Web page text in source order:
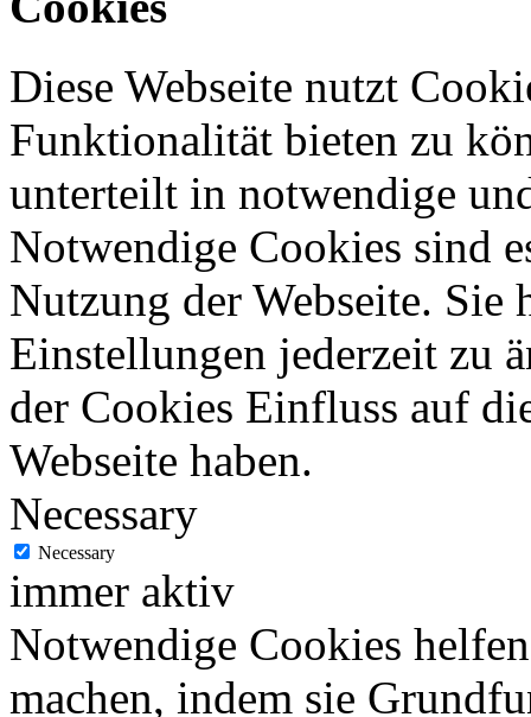
Diese Webseite nutzt
Funktionalität bieten zu
unterteilt in notwendige
Notwendige Cookies sind
Nutzung der Webseite.
Einstellungen jederzeit zu
der Cookies Einfluss auf
Webseite haben.
Necessary
Necessary
immer aktiv
Notwendige Cookies
machen, indem sie